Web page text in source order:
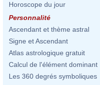
Horoscope du jour
Personnalité
Ascendant et thème astral
Signe et Ascendant
Atlas astrologique gratuit
Calcul de l'élément dominant
Les 360 degrés symboliques